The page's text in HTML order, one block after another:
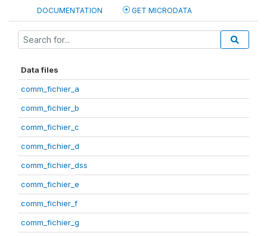
DOCUMENTATION GET MICRODATA
Data files
comm_fichier_a
comm_fichier_b
comm_fichier_c
comm_fichier_d
comm_fichier_dss
comm_fichier_e
comm_fichier_f
comm_fichier_g